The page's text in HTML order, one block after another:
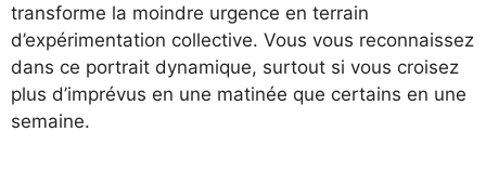
transforme la moindre urgence en terrain
d’expérimentation collective. Vous vous reconnaissez
dans ce portrait dynamique, surtout si vous croisez
plus d’imprévus en une matinée que certains en une
semaine.